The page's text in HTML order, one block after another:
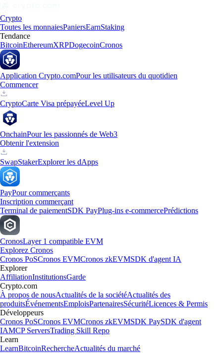
Crypto
Toutes les monnaiesPaniersEarnStaking
Tendance
BitcoinEthereumXRPDogecoinCronos
Application Crypto.comPour les utilisateurs du quotidien
Commencer
CryptoCarte Visa prépayéeLevel Up
OnchainPour les passionnés de Web3
Obtenir l'extension
SwapStakerExplorer les dApps
PayPour commerçants
Inscription commerçant
Terminal de paiementSDK PayPlug-ins e-commercePrédictions
CronosLayer 1 compatible EVM
Explorez Cronos
Cronos PoSCronos EVMCronos zkEVMSDK d'agent IA
Explorer
AffiliationInstitutionsGarde
Crypto.com
À propos de nousActualités de la sociétéActualités des
produitsÉvénementsEmploisPartenairesSécuritéLicences & Permis
Développeurs
Cronos PoSCronos EVMCronos zkEVMSDK PaySDK d'agent
IAMCP ServersTrading Skill Repo
Learn
LearnBitcoinRechercheActualités du marché